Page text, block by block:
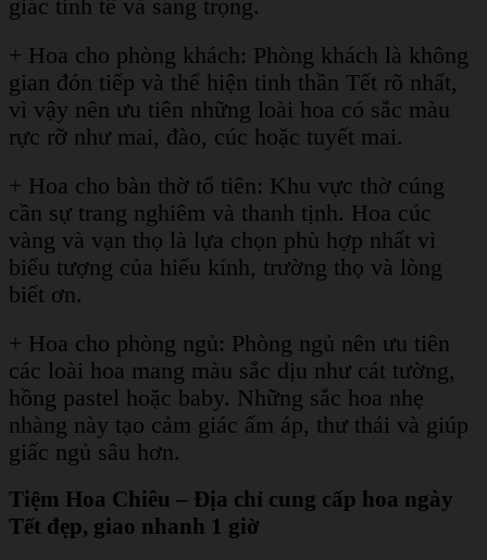
giác tinh tế và sang trọng.
+ Hoa cho phòng khách: Phòng khách là không
gian đón tiếp và thể hiện tinh thần Tết rõ nhất,
vì vậy nên ưu tiên những loài hoa có sắc màu
rực rỡ như mai, đào, cúc hoặc tuyết mai.
+ Hoa cho bàn thờ tổ tiên: Khu vực thờ cúng
cần sự trang nghiêm và thanh tịnh. Hoa cúc
vàng và vạn thọ là lựa chọn phù hợp nhất vì
biểu tượng của hiếu kính, trường thọ và lòng
biết ơn.
+ Hoa cho phòng ngủ: Phòng ngủ nên ưu tiên
các loài hoa mang màu sắc dịu như cát tường,
hồng pastel hoặc baby. Những sắc hoa nhẹ
nhàng này tạo cảm giác ấm áp, thư thái và giúp
giấc ngủ sâu hơn.
Tiệm Hoa Chiêu – Địa chỉ cung cấp hoa ngày
Tết đẹp, giao nhanh 1 giờ